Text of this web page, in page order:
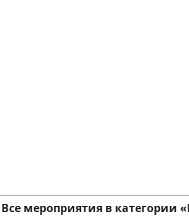
Все мероприятия в категории